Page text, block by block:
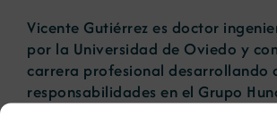
Vicente Gutiérrez es doctor
por la Universidad de Oviedo y
carrera profesional desarrollando
responsabilidades en el Grupo